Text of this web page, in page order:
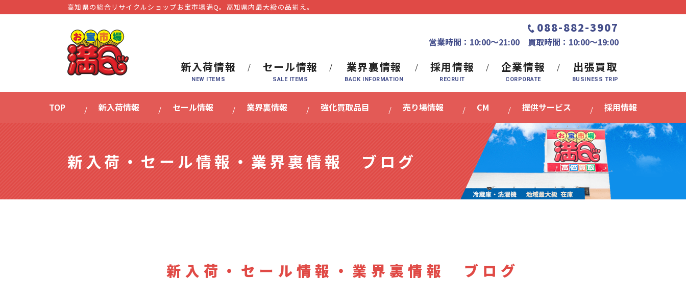
高知県の総合リサイクルショップお宝市場満Q。⾼知県内最⼤級の品揃え。
088-882-3907
営業時間：10:00〜21:00 買取時間：10:00～19:00
新入荷情報 セール情報 業界裏情報 採用情報 企業情報 出張買取
TOP 新入荷情報 セール情報 業界裏情報 強化買取品目 売り場情報 CM 提供サービス 採用情報
新入荷・セール情報・業界裏情報 ブログ
新入荷・セール情報・業界裏情報 ブログ